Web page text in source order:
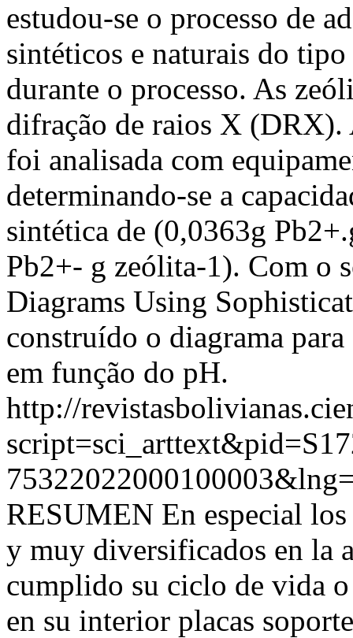
estudou-se o processo de
sintéticos e naturais do
durante o processo. As
difração de raios X (DRX).
foi analisada com
determinando-se a
sintética de (0,0363g
Pb2+- g zeólita-1). Com o
Diagrams Using
construído o diagrama
em função do pH.
http://
RESUMEN En especial
y muy diversificados en la
cumplido su ciclo de vida
en su interior placas